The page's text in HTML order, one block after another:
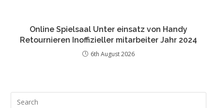
Online Spielsaal Unter einsatz von Handy
Retournieren Inoffizieller mitarbeiter Jahr 2024
6th August 2026